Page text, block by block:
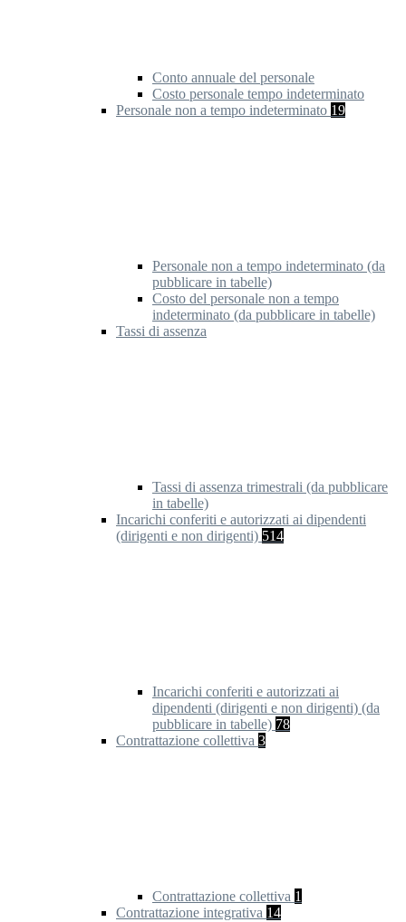
Conto annuale del personale
Costo personale tempo indeterminato
Personale non a tempo indeterminato 19
Personale non a tempo indeterminato (da
pubblicare in tabelle)
Costo del personale non a tempo
indeterminato (da pubblicare in tabelle)
Tassi di assenza
Tassi di assenza trimestrali (da pubblicare
in tabelle)
Incarichi conferiti e autorizzati ai dipendenti
(dirigenti e non dirigenti) 514
Incarichi conferiti e autorizzati ai
dipendenti (dirigenti e non dirigenti) (da
pubblicare in tabelle) 78
Contrattazione collettiva 3
Contrattazione collettiva 1
Contrattazione integrativa 14